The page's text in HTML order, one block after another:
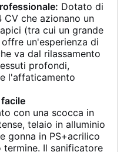
Dotato di
che azionano un
(tra cui un grande
un'esperienza di
va dal rilassamento
profondi,
l'affaticamento
con una scocca in
telaio in alluminio
gonna in PS+acrilico
Il sanificatore